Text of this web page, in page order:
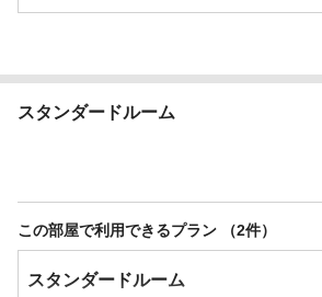
スタンダードルーム
この部屋で利用できるプラン （2件）
スタンダードルーム